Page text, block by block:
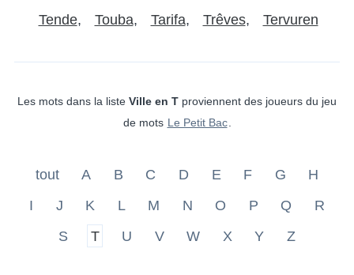
Tende Touba Tarifa Trêves Tervuren
Les mots dans la liste Ville en T proviennent des joueurs du jeu
de mots Le Petit Bac
tout A B C D E F G
H
I
J K L M N O P Q
R
S
T U V W X Y Z